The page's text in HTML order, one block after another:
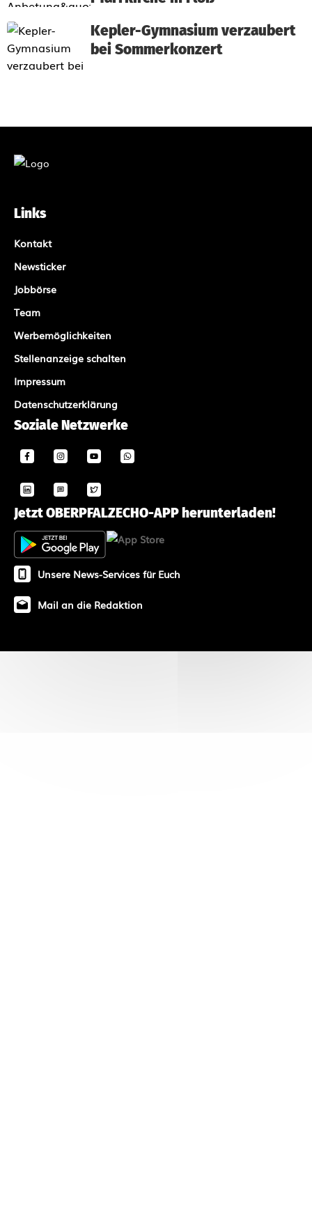
Kepler-Gymnasium verzaubert
bei Sommerkonzert
Links
Kontakt
Newsticker
Jobbörse
Team
Werbemöglichkeiten
Stellenanzeige schalten
Impressum
Datenschutzerklärung
Soziale Netzwerke
Jetzt OBERPFALZECHO-APP herunterladen!
Unsere News-Services für Euch
Mail an die Redaktion